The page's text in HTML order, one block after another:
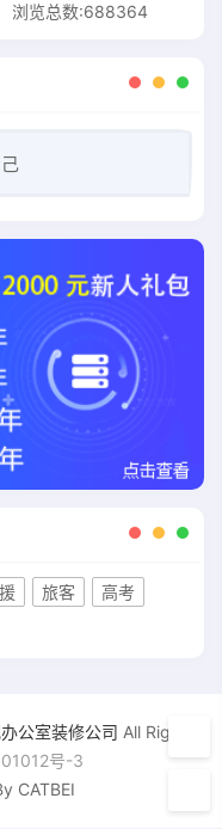
浏览总数:688364
旅客
高考
公室装修公司 All Rights
号-3
CATBEI